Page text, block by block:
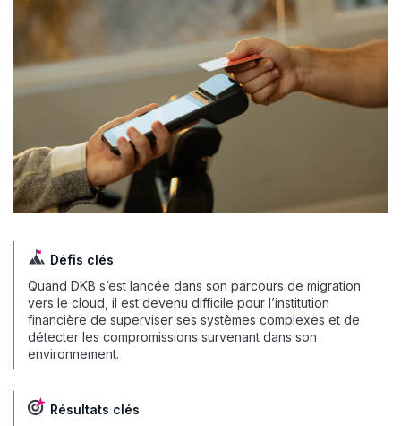
Défis clés
Quand DKB s’est lancée dans son parcours de migration
vers le cloud, il est devenu difficile pour l’institution
financière de superviser ses systèmes complexes et de
détecter les compromissions survenant dans son
environnement.
Résultats clés